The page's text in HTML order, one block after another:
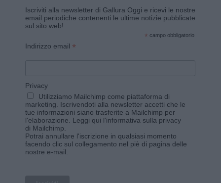
Iscriviti alla newsletter di Gallura Oggi e ricevi le nostre
email periodiche contenenti le ultime notizie pubblicate
sul sito web!
* campo obbligatorio
Indirizzo email *
Privacy
Utilizziamo Mailchimp come piattaforma di
marketing. Iscrivendoti alla newsletter accetti che le
tue informazioni siano trasferite a Mailchimp per
l'elaborazione. Leggi qui l'informativa sulla privacy
di Mailchimp
Potrai annullare l'iscrizione in qualsiasi momento
facendo clic sul collegamento nel piè di pagina delle
nostre e-mail.